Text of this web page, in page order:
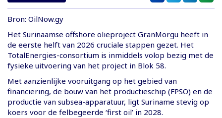
Bron: OilNow.gy
Het Surinaamse offshore olieproject GranMorgu heeft in
de eerste helft van 2026 cruciale stappen gezet. Het
TotalEnergies-consortium is inmiddels volop bezig met de
fysieke uitvoering van het project in Blok 58.
Met aanzienlijke vooruitgang op het gebied van
financiering, de bouw van het productieschip (FPSO) en de
productie van subsea-apparatuur, ligt Suriname stevig op
koers voor de felbegeerde ‘first oil’ in 2028.